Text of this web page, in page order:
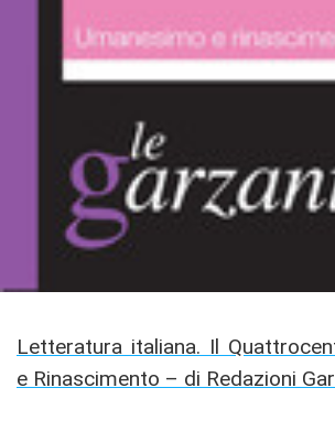
Letteratura italiana. Il
e Rinascimento – di Redazioni